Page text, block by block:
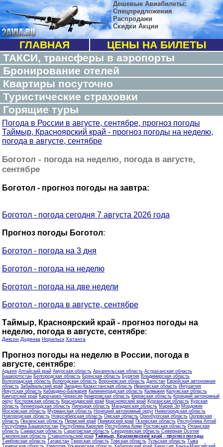
Дешевые Авиабилеты:
Спецпредложения
Распродажи
Скидки Акции
ГЛАВНАЯ
ЦЕНЫ НА БИЛЕТЫ
ТАКСИ, трансферы в аэропорты
Бронирование отелей
Квартиры посуточно
Туристические страховки
Горящие туры
Погода в России в августе, сентябре, прогноз погоды
Таймыр, Красноярский край - прогноз погоды на неделю,
погода в августе, сентябре
Боготол - погода на неделю, погода в августе,
сентябре
Боготол - прогноз погоды на завтра:
Боготол - погода сегодня 7 августа 2026 года
Прогноз погоды Боготол:
Боготол - погода на 3 дня
Боготол - погода на неделю
Боготол - погода на две недели
Боготол - погода в августе, сентябре
Таймыр, Красноярский край - прогноз погоды на
неделю, погода в августе, сентябре:
Диксон Дудинка Норильск Хатанга
Прогноз погоды на неделю в России, погода в
августе, сентябре:
Адыгея Алтайский край Амурская область Архангельская область Астраханская область
Башкортостан Белгородская область Брянская область Бурятия Владимирская область
Волгоградская область Вологодская область Воронежская область Дагестан Еврейская автономная
область Забайкальский край Западно-Казахстанская область Ивановская область Ингушетия
Иркутская область Кабардино-Балкария Калининградская область Калмыкия Калужская область
Камчатский край Карачаево-Черкесия Кемеровская область Кировская область Коряцкий автономный
округ Костромская область Краснодарский край Красноярский край Курганская область Курская
область Ленинградская область Липецкая область Магаданская область Марий Эл Мордовия
Московская область Мурманская область Ненецкий автономный округ Нижегородская область
Новгородская область Новосибирская область Омская область Оренбургская область Орловская
область Пензенская область Пермский край Приморский край Псковская область Республика Алтай
Республика Башкортостан Республика Карелия Республика Коми Ростовская область Рязанская
область Самарская область Саратовская область Свердловская область Северная Осетия
Смоленская область Ставропольский край Таймыр, Красноярский край - прогноз погоды
Тамбовская область Татарстан Тверская область Томская область Тульская область Тыва
Тюменская область Удмуртия Ульяновская область Хабаровский край Хакассия Ханты-Мансийский